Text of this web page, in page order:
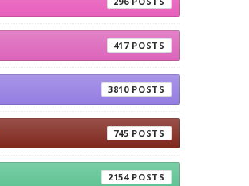
417
3810
745
2154